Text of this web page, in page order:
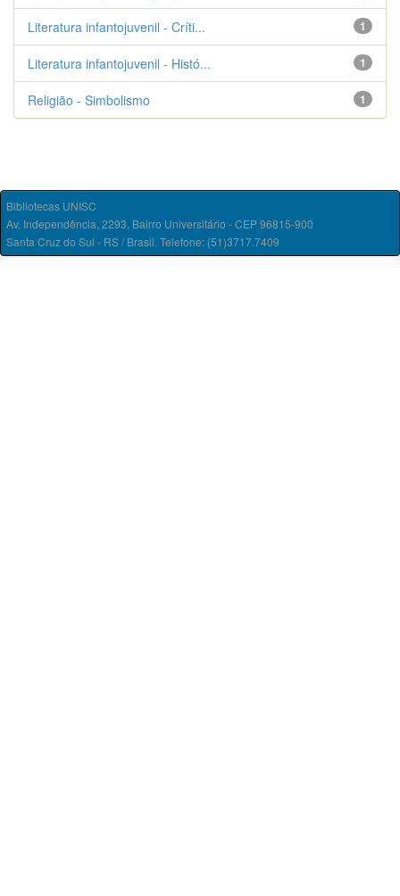
1
Literatura infantojuvenil - Críti...
1
Literatura infantojuvenil - Histó...
1
Religião - Simbolismo
Bibliotecas UNISC
Av. Independência, 2293, Bairro Universitário - CEP 96815-900
Santa Cruz do Sul - RS / Brasil. Telefone: (51)3717.7409